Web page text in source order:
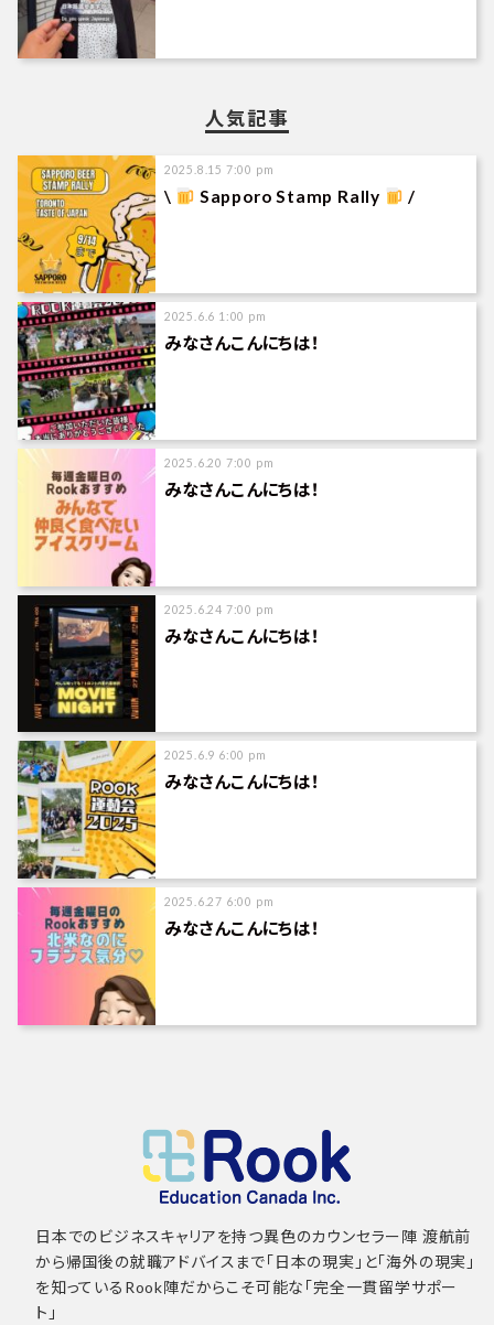
人気記事
2025.8.15 7:00 pm
\ Sapporo Stamp Rally /
2025.6.6 1:00 pm
みなさんこんにちは！
2025.6.20 7:00 pm
みなさんこんにちは！
2025.6.24 7:00 pm
みなさんこんにちは！
2025.6.9 6:00 pm
みなさんこんにちは！
2025.6.27 6:00 pm
みなさんこんにちは！
日本でのビジネスキャリアを持つ異色のカウンセラー陣 渡航前
から帰国後の就職アドバイスまで「日本の現実」と「海外の現実」
を知っているRook陣だからこそ可能な「完全一貫留学サポー
ト」